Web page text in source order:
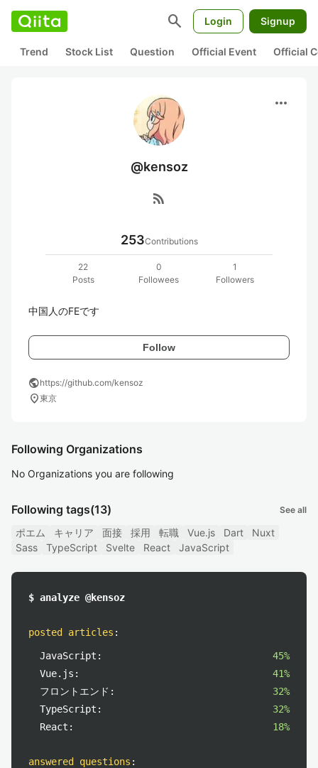
search Login Signup
Trend Stock List Question Official Event Official
more_horiz
@kensoz
rss_feed
253Contributions
22
Posts
0
Followees
1
Followers
Follow
publichttps://github.com/kensoz
location_on東京
Following Organizations
No Organizations you are following
Following tags(13) See all
ポエム キャリア 面接 採用 転職 Vue.js Dart
Nuxt
Sass
TypeScript Svelte React JavaScript
$ analyze @kensoz
posted articles :
JavaScript:
45%
Vue.js:
41%
フロントエンド:
32%
TypeScript:
32%
React:
18%
answered questions :